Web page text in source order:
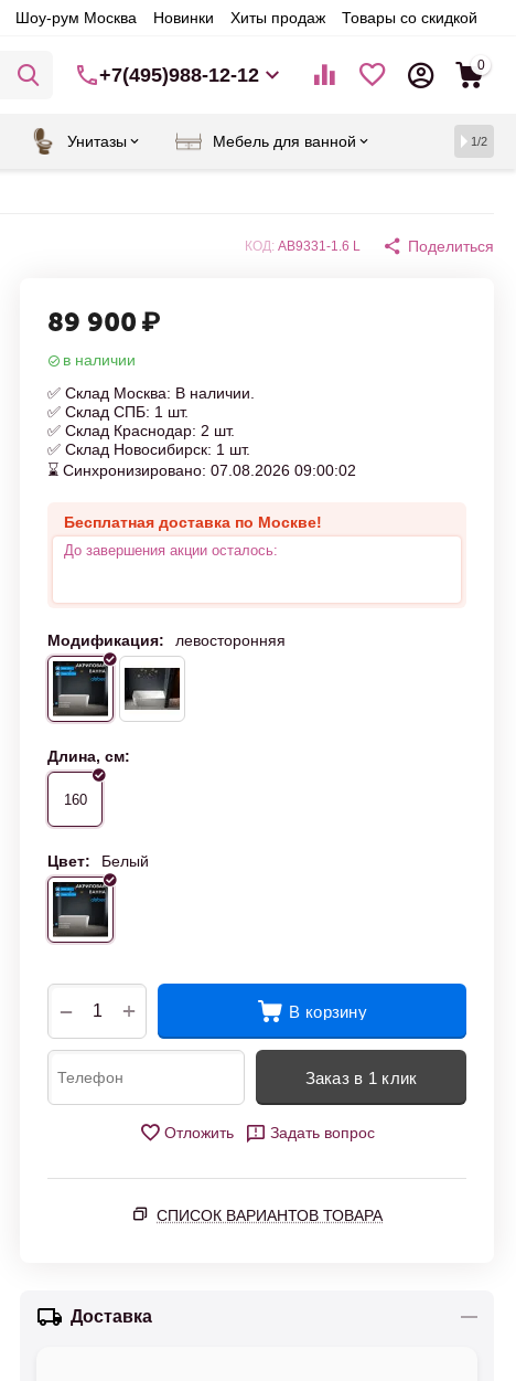
Шоу-рум Москва Новинки Хиты продаж Товары со скидкой
+7(495)988-12-12 0
Унитазы Мебель для ванной 1/2
КОД: AB9331-1.6 L Поделиться
89 900 ₽
в наличии
✅ Склад Москва: В наличии.
✅ Склад СПБ: 1 шт.
✅ Склад Краснодар: 2 шт.
✅ Склад Новосибирск: 1 шт.
⌛ Синхронизировано: 07.08.2026 09:00:02
Бесплатная доставка по Москве!
До завершения акции осталось:
Модификация: левосторонняя
Длина, см:
160
Цвет: Белый
+
− В корзину
Заказ в 1 клик
Отложить Задать вопрос
СПИСОК ВАРИАНТОВ ТОВАРА
Доставка